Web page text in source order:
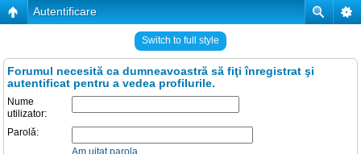
Autentificare
Switch to full style
Forumul necesită ca dumneavoastră să fiţi înregistrat şi
autentificat pentru a vedea profilurile.
Nume
utilizator:
Parolă:
Am uitat parola